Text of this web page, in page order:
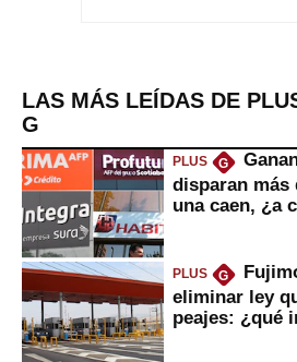
LAS MÁS LEÍDAS DE
G
PLUS G
disparan más
una caen, ¿a
PLUS G
eliminar ley
peajes: ¿qué